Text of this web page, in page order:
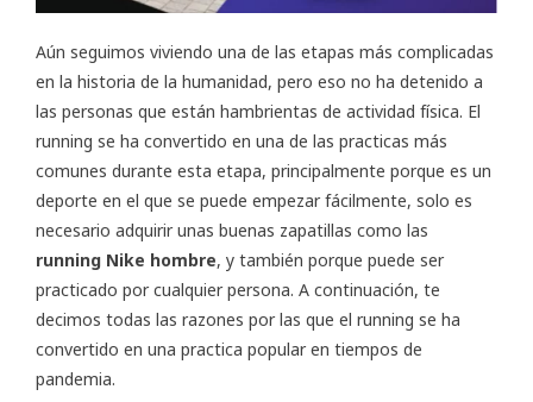
Aún seguimos viviendo una de las etapas más complicadas
en la historia de la humanidad, pero eso no ha detenido a
las personas que están hambrientas de actividad física. El
running se ha convertido en una de las practicas más
comunes durante esta etapa, principalmente porque es un
deporte en el que se puede empezar fácilmente, solo es
necesario adquirir unas buenas zapatillas como las
running Nike hombre, y también porque puede ser
practicado por cualquier persona. A continuación, te
decimos todas las razones por las que el running se ha
convertido en una practica popular en tiempos de
pandemia.